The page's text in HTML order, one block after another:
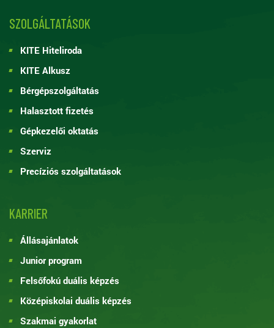
SZOLGÁLTATÁSOK
KITE Hiteliroda
KITE Alkusz
Bérgépszolgáltatás
Halasztott fizetés
Gépkezelői oktatás
Szerviz
Precíziós szolgáltatások
KARRIER
Állásajánlatok
Junior program
Felsőfokú duális képzés
Középiskolai duális képzés
Szakmai gyakorlat